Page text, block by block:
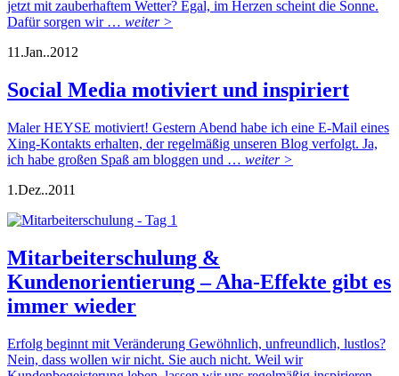
jetzt mit zauberhaftem Wetter? Egal, im Herzen scheint die Sonne.
Dafür sorgen wir … weiter >
11.Jan..2012
Social Media motiviert und inspiriert
Maler HEYSE motiviert! Gestern Abend habe ich eine E-Mail eines
Xing-Kontakts erhalten, der regelmäßig unseren Blog verfolgt. Ja,
ich habe großen Spaß am bloggen und … weiter >
1.Dez..2011
Mitarbeiterschulung &
Kundenorientierung – Aha-Effekte gibt es
immer wieder
Erfolg beginnt mit Veränderung Gewöhnlich, unfreundlich, lustlos?
Nein, dass wollen wir nicht. Sie auch nicht. Weil wir